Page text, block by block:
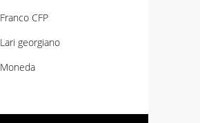
Franco CFP
Lari georgiano
Moneda